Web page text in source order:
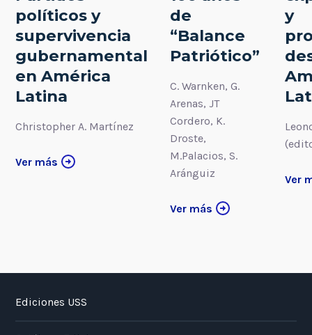
políticos y
supervivencia
gubernamental
en América
Latina
Christopher A. Martínez
Ver más
de
“Balance
Patriótico”
C. Warnken, G.
Arenas, JT
Cordero, K.
Droste,
M.Palacios, S.
Aránguiz
Ver más
y
Ver
Ediciones USS